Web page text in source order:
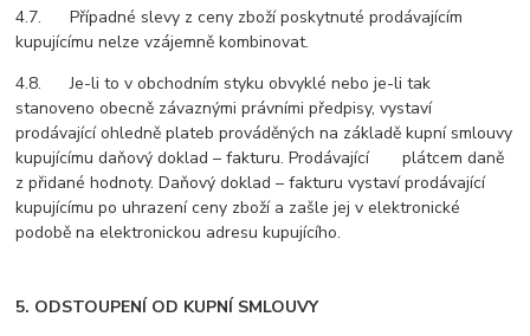
4.7. Případné slevy z ceny zboží poskytnuté prodávajícím
kupujícímu nelze vzájemně kombinovat.
4.8. Je-li to v obchodním styku obvyklé nebo je-li tak
stanoveno obecně závaznými právními předpisy, vystaví
prodávající ohledně plateb prováděných na základě kupní smlouvy
kupujícímu daňový doklad – fakturu. Prodávající plátcem daně
z přidané hodnoty. Daňový doklad – fakturu vystaví prodávající
kupujícímu po uhrazení ceny zboží a zašle jej v elektronické
podobě na elektronickou adresu kupujícího.
5. ODSTOUPENÍ OD KUPNÍ SMLOUVY